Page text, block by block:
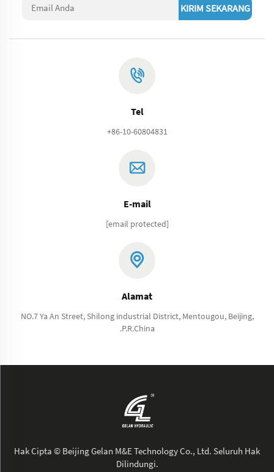
KIRIM SEKARANG
Tel
+86-10-60804831
E-mail
[email protected]
Alamat
NO.7 Ya An Street, Shilong industrial District, Mentougou, Beijing,
.P.R.China
Hak Cipta © Beijing Gelan M&E Technology Co., Ltd. Seluruh Hak
Dilindungi.